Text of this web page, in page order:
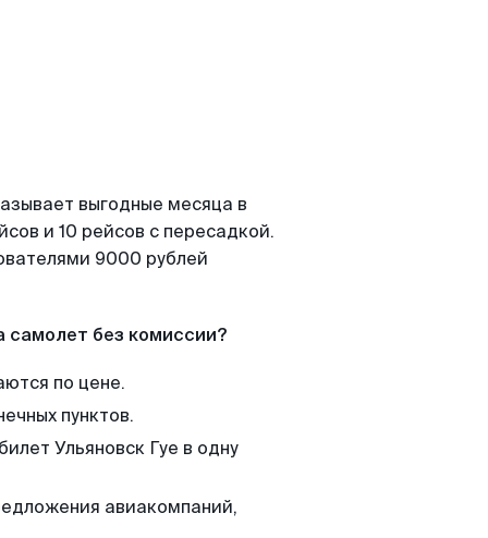
выгодные месяца в
и 10 рейсов с пересадкой.
9000 рублей
самолет без комиссии?
по цене.
пунктов.
Ульяновск Гуе в одну
авиакомпаний,